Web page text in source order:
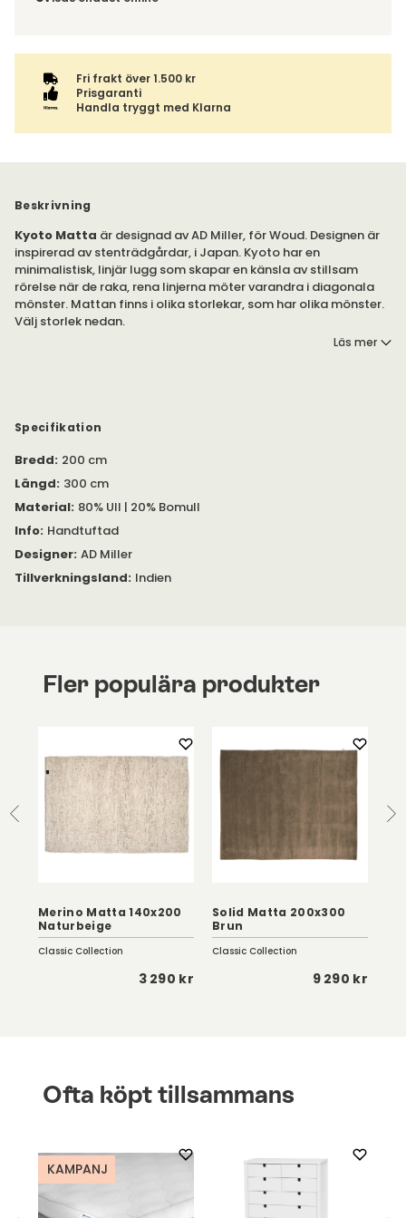
ordern tillsammans.
Fri frakt över 1.500 kr
Prisgaranti
Handla tryggt med Klarna
Beskrivning
Kyoto Matta är designad av AD Miller, för Woud. Designen är
inspirerad av stenträdgårdar, i Japan. Kyoto har en
minimalistisk, linjär lugg som skapar en känsla av stillsam
rörelse när de raka, rena linjerna möter varandra i diagonala
mönster. Mattan finns i olika storlekar, som har olika mönster.
Välj storlek nedan.
mönster, i form av raka och rena linjer som möter varandra i
Läs mer
Specifikation
Bredd: 200 cm
Längd: 300 cm
Material: 80% Ull | 20% Bomull
Info: Handtuftad
Designer: AD Miller
Tillverkningsland: Indien
Fler populära produkter
Merino Matta 140x200
Naturbeige
Classic Collection
3 290 kr
Solid Matta 200x300
Brun
Classic Collection
9 290 kr
Ofta köpt tillsammans
KAMPANJ